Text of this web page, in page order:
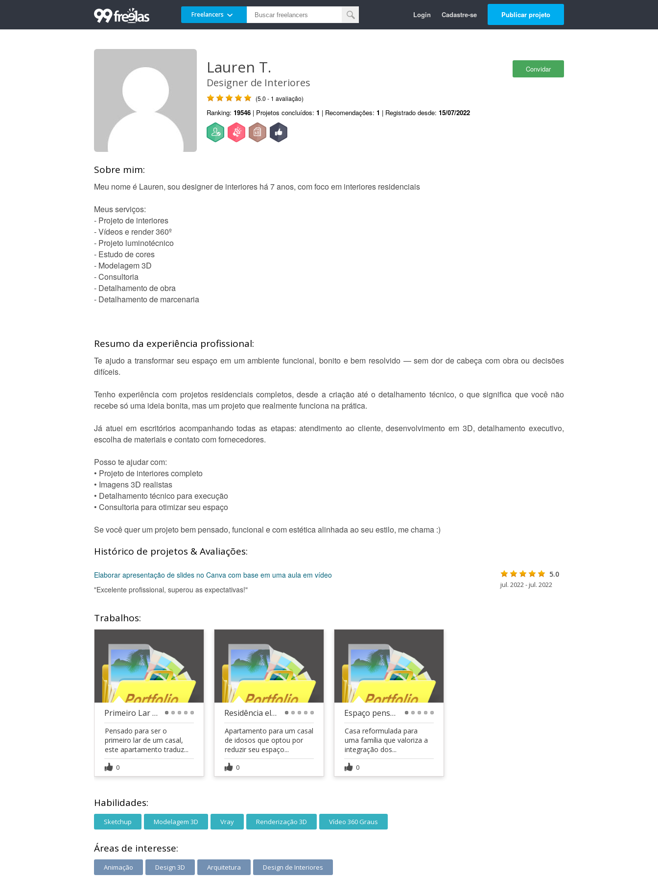
Freelancers Login Cadastre-se Publicar projeto
Convidar
Lauren T.
Designer de Interiores
(5.0 - 1 avaliação)
Ranking: 19546 | Projetos concluídos: 1 | Recomendações: 1 | Registrado desde: 15/07/2022
Sobre mim:
Meu nome é Lauren, sou designer de interiores há 7 anos, com foco em interiores residenciais
Meus serviços:
- Projeto de interiores
- Vídeos e render 360º
- Projeto luminotécnico
- Estudo de cores
- Modelagem 3D
- Consultoria
- Detalhamento de obra
- Detalhamento de marcenaria
Resumo da experiência profissional:
Te ajudo a transformar seu espaço em um ambiente funcional, bonito e bem resolvido — sem dor de cabeça com obra ou decisões
difíceis.
Tenho experiência com projetos residenciais completos, desde a criação até o detalhamento técnico, o que significa que você não
recebe só uma ideia bonita, mas um projeto que realmente funciona na prática.
Já atuei em escritórios acompanhando todas as etapas: atendimento ao cliente, desenvolvimento em 3D, detalhamento executivo,
escolha de materiais e contato com fornecedores.
Posso te ajudar com:
• Projeto de interiores completo
• Imagens 3D realistas
• Detalhamento técnico para execução
• Consultoria para otimizar seu espaço
Se você quer um projeto bem pensado, funcional e com estética alinhada ao seu estilo, me chama :)
Histórico de projetos & Avaliações:
Elaborar apresentação de slides no Canva com base em uma aula em vídeo
"Excelente profissional, superou as expectativas!"
5.0
jul. 2022 - jul. 2022
Trabalhos:
Primeiro Lar de um Casal
Pensado para ser o
primeiro lar de um casal,
este apartamento traduz...
0
Residência elegante para um casal maduro
Apartamento para um casal
de idosos que optou por
reduzir seu espaço...
0
Espaço pensado para a vida em família
Casa reformulada para
uma família que valoriza a
integração dos...
0
Habilidades:
Sketchup Modelagem 3D Vray Renderização 3D Vídeo 360 Graus
Áreas de interesse:
Animação Design 3D Arquitetura Design de Interiores